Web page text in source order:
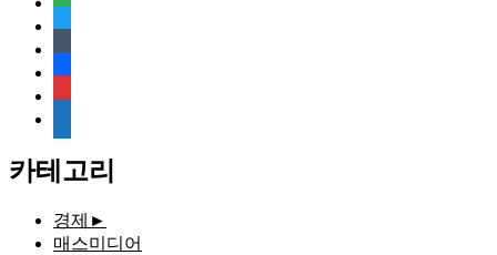
document
카테고리
경제 ►
매스미디어